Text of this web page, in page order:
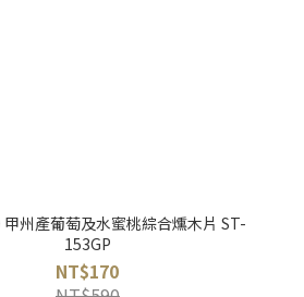
甲州產葡萄及水蜜桃綜合燻木片 ST-
153GP
NT$170